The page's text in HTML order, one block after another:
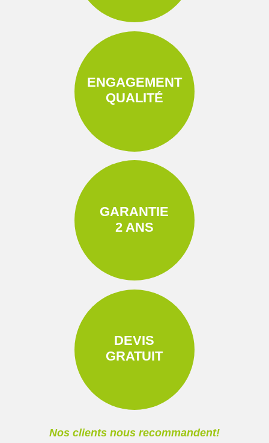
ENGAGEMENT
QUALITÉ
GARANTIE
2 ANS
DEVIS
GRATUIT
Nos clients nous recommandent!